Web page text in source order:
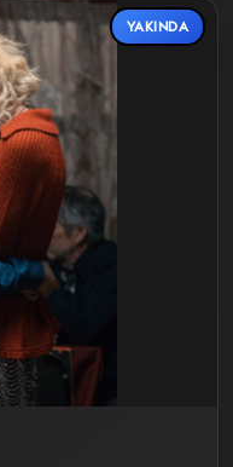
YAKINDA